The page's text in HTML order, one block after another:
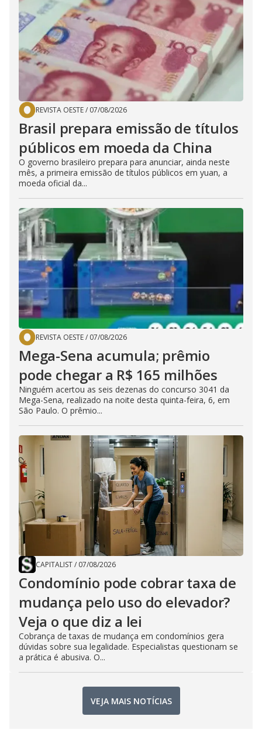
REVISTA OESTE/ 07/08/2026
Brasil prepara emissão de títulos
públicos em moeda da China
O governo brasileiro prepara para anunciar, ainda neste
mês, a primeira emissão de títulos públicos em yuan, a
moeda oficial da...
REVISTA OESTE/ 07/08/2026
Mega-Sena acumula; prêmio
pode chegar a R$ 165 milhões
Ninguém acertou as seis dezenas do concurso 3041 da
Mega-Sena, realizado na noite desta quinta-feira, 6, em
São Paulo. O prêmio...
CAPITALIST/ 07/08/2026
Condomínio pode cobrar taxa de
mudança pelo uso do elevador?
Veja o que diz a lei
Cobrança de taxas de mudança em condomínios gera
dúvidas sobre sua legalidade. Especialistas questionam se
a prática é abusiva. O...
VEJA MAIS NOTÍCIAS